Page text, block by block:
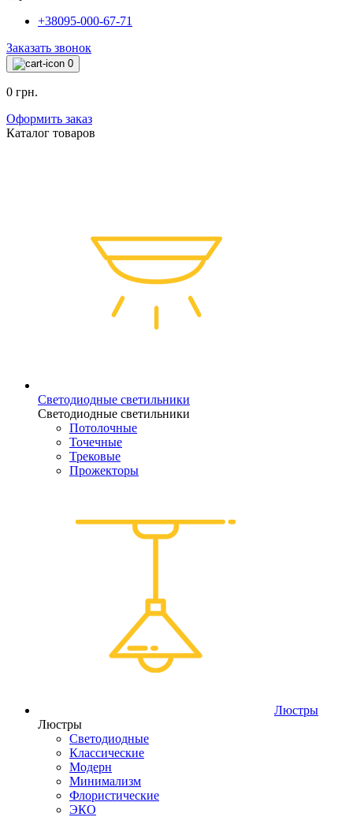
+38095-000-67-71
Заказать звонок
0
0 грн.
Оформить заказ
Каталог товаров
Светодиодные светильники
Светодиодные светильники
Потолочные
Точечные
Трековые
Прожекторы
Люстры
Люстры
Светодиодные
Классические
Модерн
Минимализм
Флористические
ЭКО